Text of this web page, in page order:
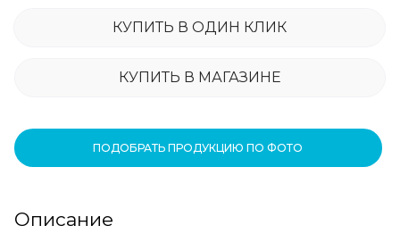
КУПИТЬ В ОДИН КЛИК
КУПИТЬ В МАГАЗИНЕ
ПОДОБРАТЬ ПРОДУКЦИЮ ПО ФОТО
Описание